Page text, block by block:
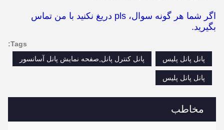
مخاطب
اگر شما هر گونه سوال، pls دریغ نکنید با من تماس
بگیرید.
Tags:
پانل پانل پلیس
پانل کنترل پانل,صفحه نمایش پانل آسانسور
پانل پانل پلیس